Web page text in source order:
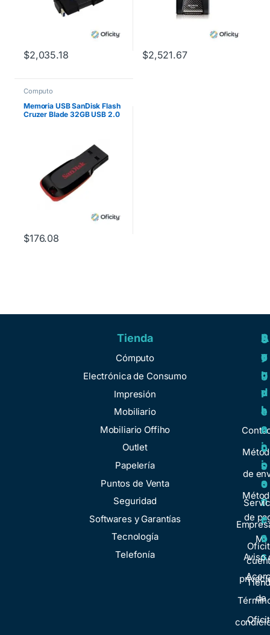
$2,035.18 $2,521.67
Computo
Memoria USB SanDisk Flash
Cruzer Blade 32GB USB 2.0
$176.08
Tienda
Cómputo
Electrónica de Consumo
Impresión
Mobiliario
Mobiliario Offiho
Outlet
Papelería
Puntos de Venta
Seguridad
Softwares y Garantías
Tecnología
Telefonía
A
y
u
d
a
de
de
Mi
S
o
b
r
e
n
o
s
o
t
r
o
s
de
R
e
g
u
l
a
c
i
o
n
e
s
Aviso
S
e
r
v
i
c
i
o
s